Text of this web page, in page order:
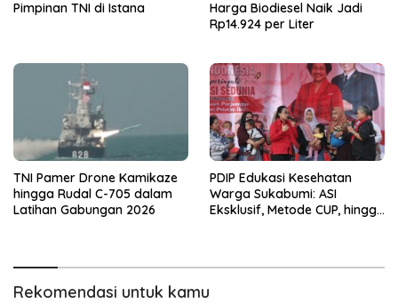
Pimpinan TNI di Istana
Harga Biodiesel Naik Jadi
Rp14.924 per Liter
TNI Pamer Drone Kamikaze
hingga Rudal C-705 dalam
Latihan Gabungan 2026
PDIP Edukasi Kesehatan
Warga Sukabumi: ASI
Eksklusif, Metode CUP, hingga
Rekomendasi untuk kamu